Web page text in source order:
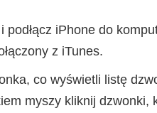
podłącz iPhone do
z iTunes.
co wyświetli listę
myszy kliknij dzwonki,